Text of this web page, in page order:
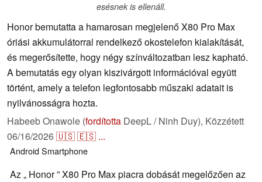
esésnek is ellenáll.
Honor bemutatta a hamarosan megjelenő X80 Pro Max
óriási akkumulátorral rendelkező okostelefon kialakítását,
és megerősítette, hogy négy színváltozatban lesz kapható.
A bemutatás egy olyan kiszivárgott információval együtt
történt, amely a telefon legfontosabb műszaki adatait is
nyilvánosságra hozta.
Habeeb Onawole (fordította DeepL / Ninh Duy), Közzétett
06/16/2026🇺🇸🇪🇸 ...
AndroidSmartphone
Az „ Honor ” X80 Pro Max piacra dobását megelőzően az